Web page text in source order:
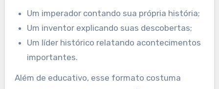
Um imperador contando sua própria história;
Um inventor explicando suas descobertas;
Um líder histórico relatando acontecimentos
importantes.
Além de educativo, esse formato costuma